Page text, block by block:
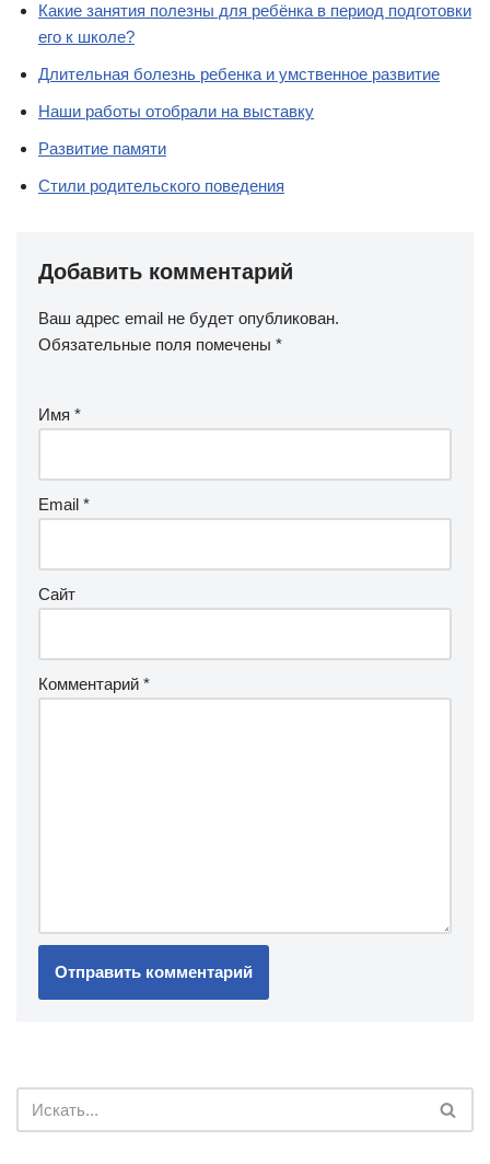
Какие занятия полезны для ребёнка в период подготовки
его к школе?
Длительная болезнь ребенка и умственное развитие
Наши работы отобрали на выставку
Развитие памяти
Стили родительского поведения
Добавить комментарий
Ваш адрес email не будет опубликован.
Обязательные поля помечены *
Имя *
Email *
Сайт
Комментарий *